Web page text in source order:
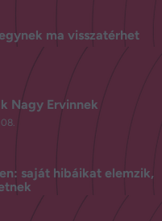
ma visszatérhet
Nagy Ervinnek
saját hibáikat elemzik,